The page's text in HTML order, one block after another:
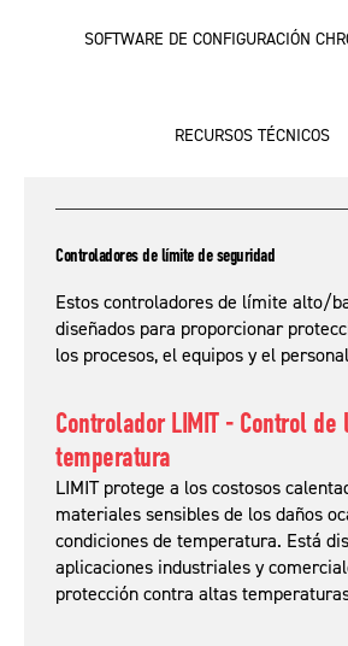
SOFTWARE DE CONFIGURACIÓN
RECURSOS TÉCNICOS
Controladores de límite de seguridad
Estos controladores de límite alto/
diseñados para proporcionar
los procesos, el equipos y el
Controlador LIMIT - Control
temperatura
LIMIT protege a los costosos
materiales sensibles de los daños
condiciones de temperatura. Está
aplicaciones industriales y
protección contra altas